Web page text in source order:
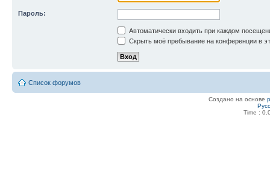
Пароль:
Автоматически входить при каждом
Скрыть моё пребывание на конференции в
Список форумов
Создано на основе
Time :